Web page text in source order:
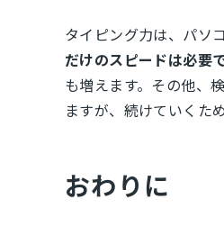
タイピング力は、パソ
だけのスピードは必要
も増えます。その他、
ますが、続けていくた
おわりに